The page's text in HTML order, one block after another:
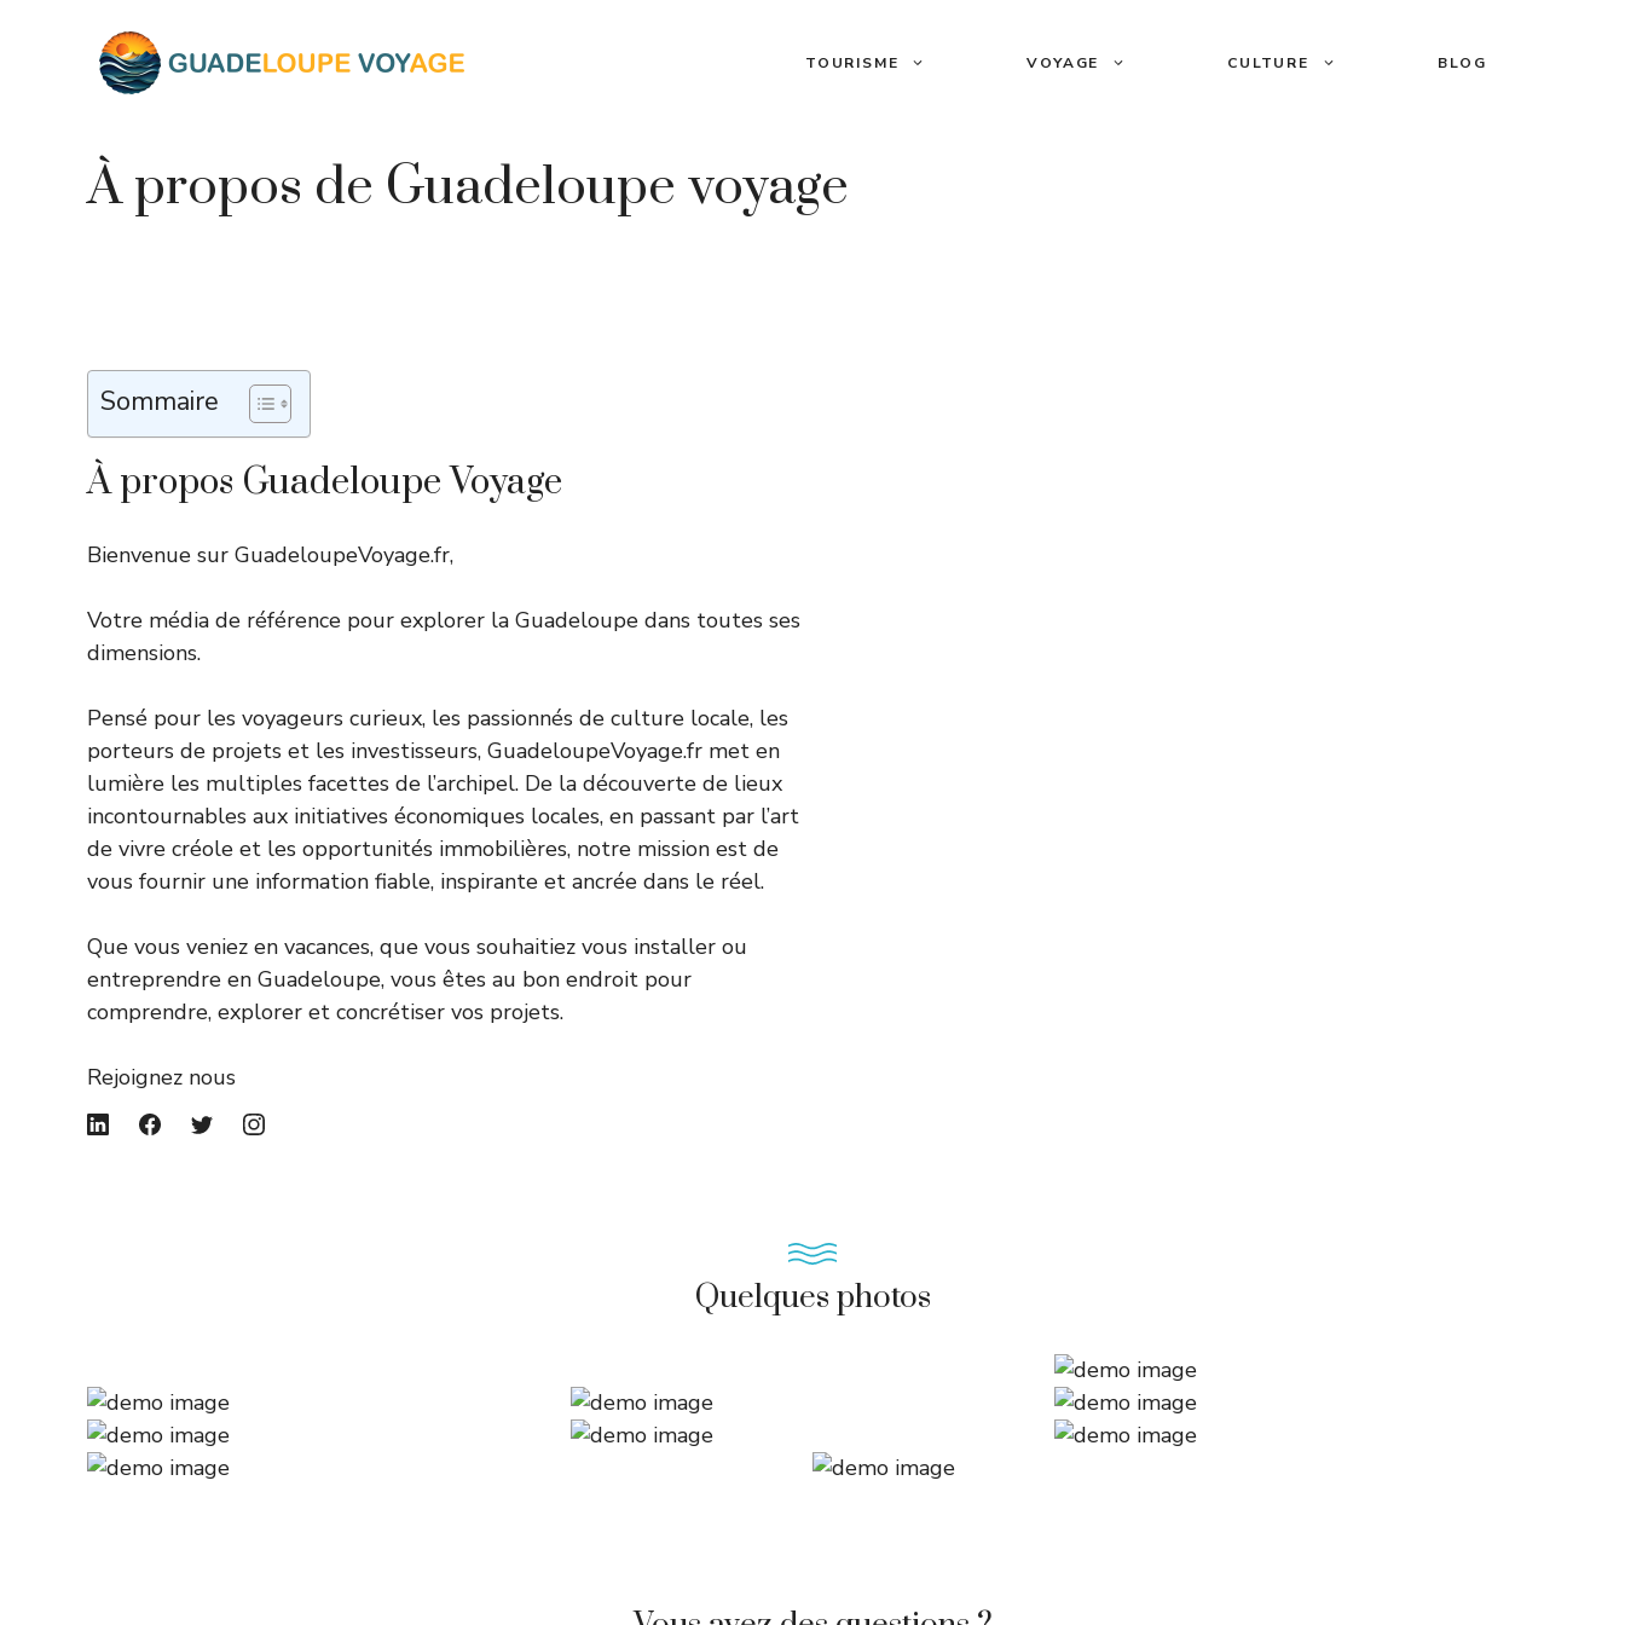
TOURISME VOYAGE CULTURE BLOG
À propos de Guadeloupe voyage
Sommaire
À propos Guadeloupe Voyage
Bienvenue sur GuadeloupeVoyage.fr,
Votre média de référence pour explorer la Guadeloupe dans toutes ses
dimensions.
Pensé pour les voyageurs curieux, les passionnés de culture locale, les
porteurs de projets et les investisseurs, GuadeloupeVoyage.fr met en
lumière les multiples facettes de l’archipel. De la découverte de lieux
incontournables aux initiatives économiques locales, en passant par l’art
de vivre créole et les opportunités immobilières, notre mission est de
vous fournir une information fiable, inspirante et ancrée dans le réel.
Que vous veniez en vacances, que vous souhaitiez vous installer ou
entreprendre en Guadeloupe, vous êtes au bon endroit pour
comprendre, explorer et concrétiser vos projets.
Rejoignez nous
Quelques photos